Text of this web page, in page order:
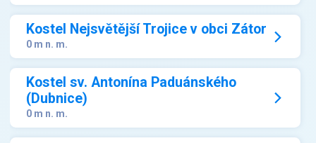
Kostel Nejsvětější Trojice v obci Zátor
0 m n. m.
Kostel sv. Antonína Paduánského
(Dubnice)
0 m n. m.